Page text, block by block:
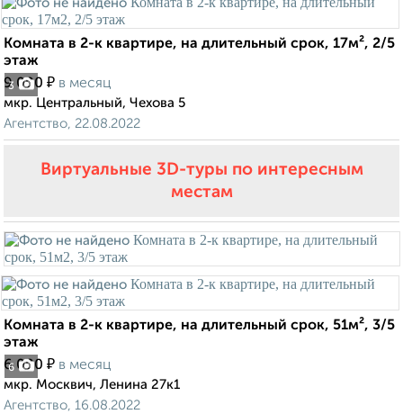
3
Комната в 2-к квартире, на длительный срок, 17м², 2/5
этаж
9 000 ₽ в месяц
мкр. Центральный, Чехова 5
Агентство, 22.08.2022
Виртуальные 3D-туры по интересным
местам
6
Комната в 2-к квартире, на длительный срок, 51м², 3/5
этаж
6 000 ₽ в месяц
мкр. Москвич, Ленина 27к1
Агентство, 16.08.2022